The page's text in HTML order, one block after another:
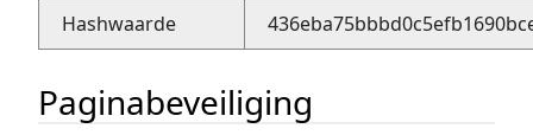
Hashwaarde
Paginabeveiliging